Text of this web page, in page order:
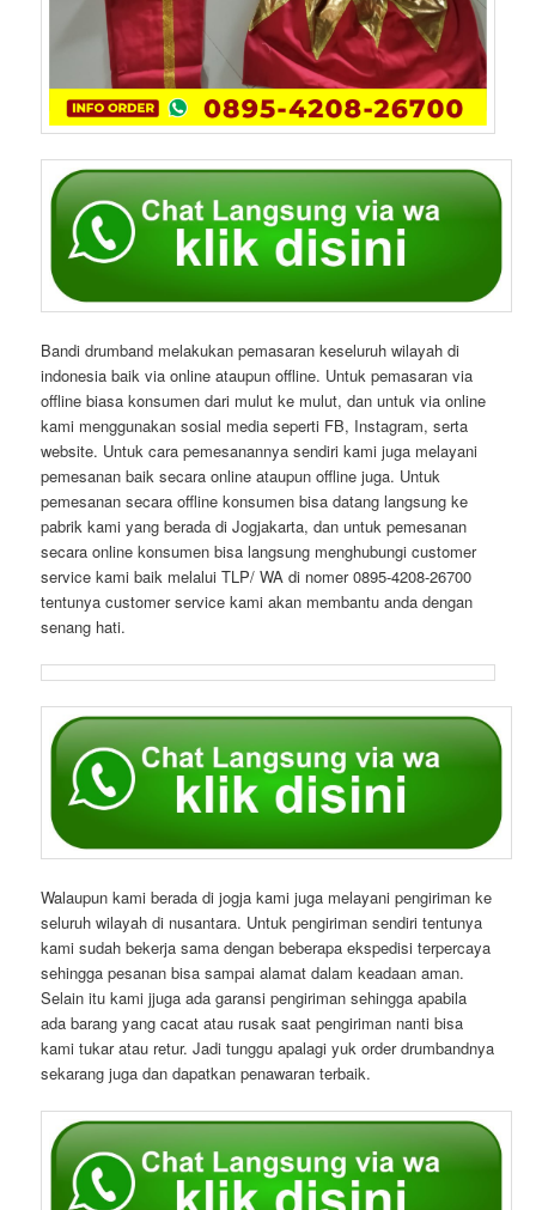
Bandi drumband melakukan pemasaran keseluruh wilayah di
indonesia baik via online ataupun offline. Untuk pemasaran via
offline biasa konsumen dari mulut ke mulut, dan untuk via online
kami menggunakan sosial media seperti FB, Instagram, serta
website. Untuk cara pemesanannya sendiri kami juga melayani
pemesanan baik secara online ataupun offline juga. Untuk
pemesanan secara offline konsumen bisa datang langsung ke
pabrik kami yang berada di Jogjakarta, dan untuk pemesanan
secara online konsumen bisa langsung menghubungi customer
service kami baik melalui TLP/ WA di nomer 0895-4208-26700
tentunya customer service kami akan membantu anda dengan
senang hati.
Walaupun kami berada di jogja kami juga melayani pengiriman ke
seluruh wilayah di nusantara. Untuk pengiriman sendiri tentunya
kami sudah bekerja sama dengan beberapa ekspedisi terpercaya
sehingga pesanan bisa sampai alamat dalam keadaan aman.
Selain itu kami jjuga ada garansi pengiriman sehingga apabila
ada barang yang cacat atau rusak saat pengiriman nanti bisa
kami tukar atau retur. Jadi tunggu apalagi yuk order drumbandnya
sekarang juga dan dapatkan penawaran terbaik.